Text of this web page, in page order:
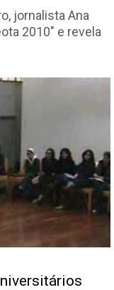
jornalista Ana
2010" e revela